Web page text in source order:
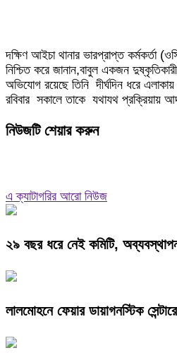
দক্ষিণ আইচা থানার ভারপ্রাপ্ত কর্মকর্তা
নিশ্চিত করে জানান,বাবুল একজন
অভিযোগ রয়েছে তিনি দীর্ঘদিন ধরে
রবিবার সকালে তাকে যথাযথ প্রক্রিয়ায়
নিউজটি শেয়ার করুন
এ ক্যাটাগরির আরো নিউজ
২৯ বছর ধরে নেই কমিটি,
লালমোহনে ফেয়ার ডায়াগনস্টিক